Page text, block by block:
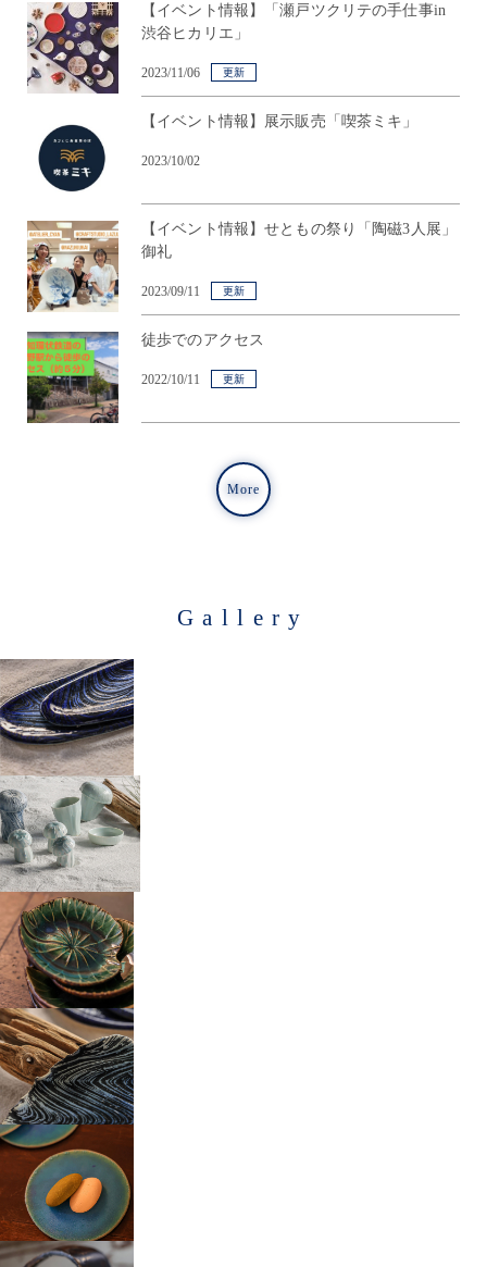
【イベント情報】「瀬戸ツクリテの手仕事in
渋谷ヒカリエ」
2023/11/06 更新
【イベント情報】展示販売「喫茶ミキ」
2023/10/02
【イベント情報】せともの祭り「陶磁3人展」
御礼
2023/09/11 更新
徒歩でのアクセス
2022/10/11 更新
More
Gallery